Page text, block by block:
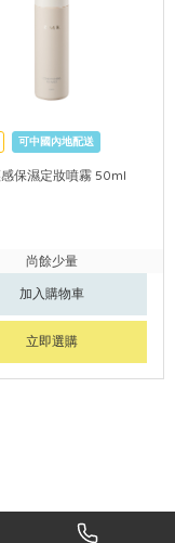
可中國內地配送
保濕定妝噴霧 50ml
尚餘少量
加入購物車
立即選購